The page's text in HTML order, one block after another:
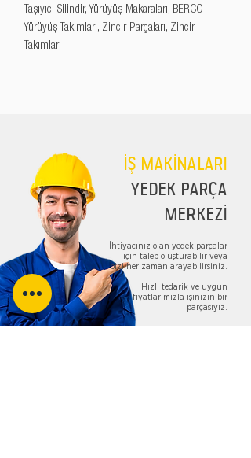
Taşıyıcı Silindir, Yürüyüş Makaraları, BERCO
Yürüyüş Takımları, Zincir Parçaları, Zincir
Takımları
İŞ MAKİNALARI
YEDEK PARÇA
MERKEZİ
İhtiyacınız olan yedek parçalar
için talep oluşturabilir veya
bizi her zaman arayabilirsiniz.
Hızlı tedarik ve uygun
fiyatlarımızla işinizin bir
parçasıyız.